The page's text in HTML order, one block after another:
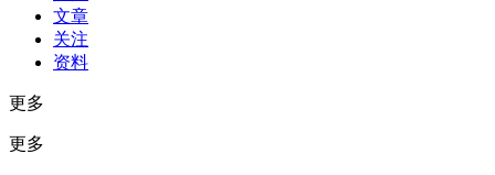
文章
关注
资料
更多
更多